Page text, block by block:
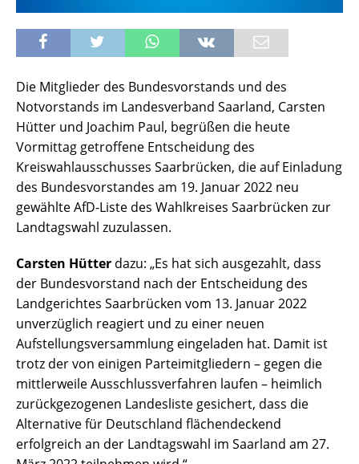
Die Mitglieder des Bundesvorstands und des
Notvorstands im Landesverband Saarland, Carsten
Hütter und Joachim Paul, begrüßen die heute
Vormittag getroffene Entscheidung des
Kreiswahlausschusses Saarbrücken, die auf Einladung
des Bundesvorstandes am 19. Januar 2022 neu
gewählte AfD-Liste des Wahlkreises Saarbrücken zur
Landtagswahl zuzulassen.
Carsten Hütter dazu: „Es hat sich ausgezahlt, dass
der Bundesvorstand nach der Entscheidung des
Landgerichtes Saarbrücken vom 13. Januar 2022
unverzüglich reagiert und zu einer neuen
Aufstellungsversammlung eingeladen hat. Damit ist
trotz der von einigen Parteimitgliedern – gegen die
mittlerweile Ausschlussverfahren laufen – heimlich
zurückgezogenen Landesliste gesichert, dass die
Alternative für Deutschland flächendeckend
erfolgreich an der Landtagswahl im Saarland am 27.